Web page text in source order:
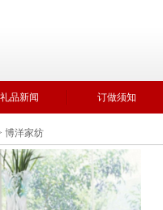
礼品新闻 订做须知
博洋家纺